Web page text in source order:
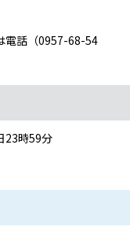
電話（0957-68-54
23時59分